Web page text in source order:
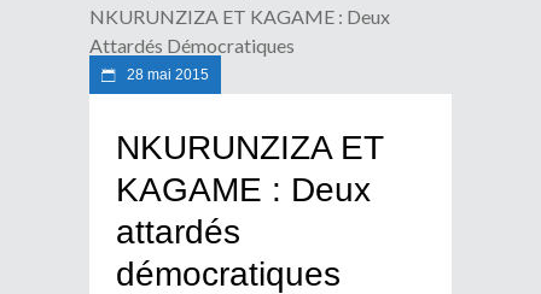
NKURUNZIZA ET KAGAME : Deux
Attardés Démocratiques
28 mai 2015
NKURUNZIZA ET
KAGAME : Deux
attardés
démocratiques